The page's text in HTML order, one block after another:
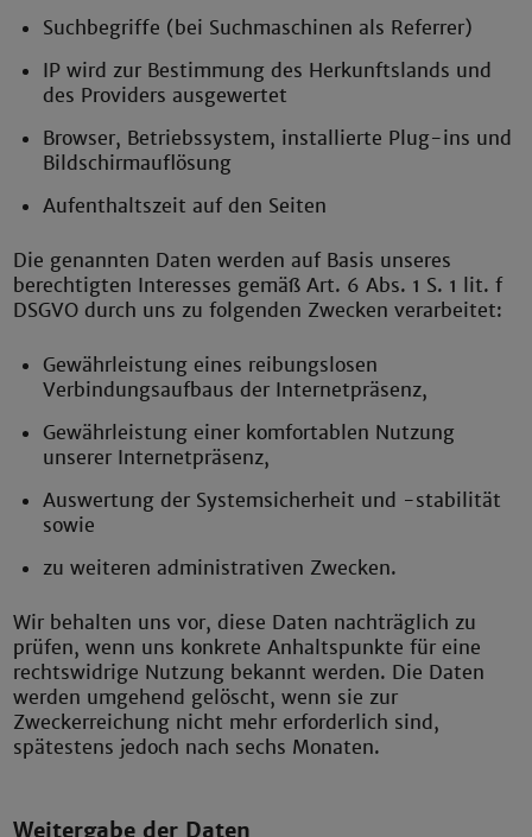
Suchbegriffe (bei Suchmaschinen als Referrer)
IP wird zur Bestimmung des Herkunftslands und
des Providers ausgewertet
Browser, Betriebssystem, installierte Plug-ins und
Bildschirmauflösung
Aufenthaltszeit auf den Seiten
Die genannten Daten werden auf Basis unseres
berechtigten Interesses gemäß Art. 6 Abs. 1 S. 1 lit. f
DSGVO durch uns zu folgenden Zwecken verarbeitet:
Gewährleistung eines reibungslosen
Verbindungsaufbaus der Internetpräsenz,
Gewährleistung einer komfortablen Nutzung
unserer Internetpräsenz,
Auswertung der Systemsicherheit und -stabilität
sowie
zu weiteren administrativen Zwecken.
Wir behalten uns vor, diese Daten nachträglich zu
prüfen, wenn uns konkrete Anhaltspunkte für eine
rechtswidrige Nutzung bekannt werden. Die Daten
werden umgehend gelöscht, wenn sie zur
Zweckerreichung nicht mehr erforderlich sind,
spätestens jedoch nach sechs Monaten.
Weitergabe der Daten